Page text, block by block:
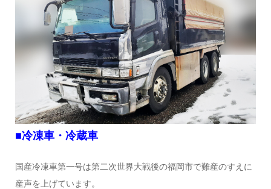
■冷凍車・冷蔵車
国産冷凍車第一号は第二次世界大戦後の福岡市で難産のすえに
産声を上げています。